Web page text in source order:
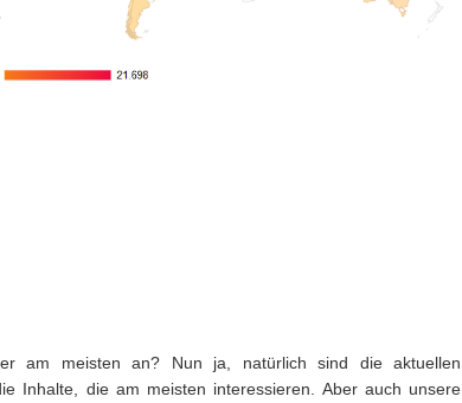
am meisten an? Nun ja, natürlich sind die aktuellen
Inhalte, die am meisten interessieren. Aber auch unsere